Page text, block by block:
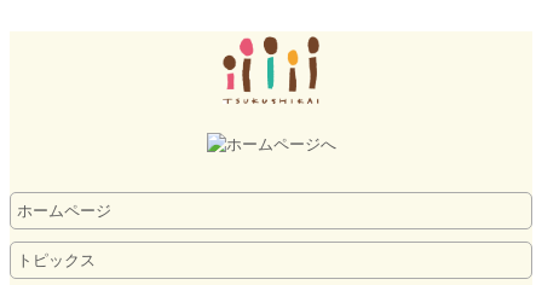
ホームページ
トピックス